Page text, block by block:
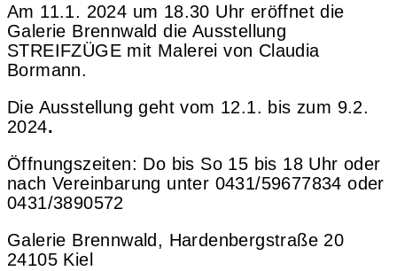
Am 11.1. 2024 um 18.30 Uhr eröffnet die
Galerie Brennwald die Ausstellung
STREIFZÜGE mit Malerei von Claudia
Bormann.
Die Ausstellung geht vom 12.1. bis zum 9.2.
2024.
Öffnungszeiten: Do bis So 15 bis 18 Uhr oder
nach Vereinbarung unter 0431/59677834 oder
0431/3890572
Galerie Brennwald, Hardenbergstraße 20
24105 Kiel